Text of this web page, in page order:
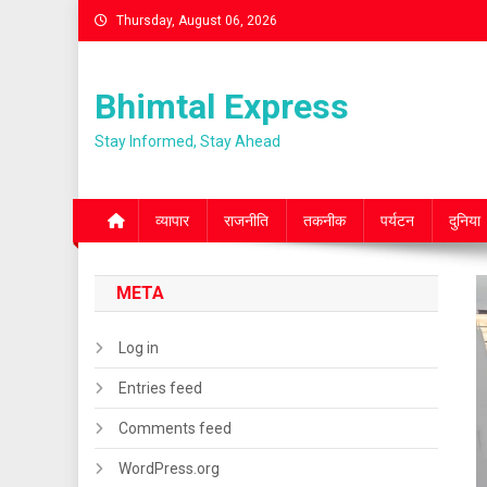
Skip
to
Thursday, August 06, 2026
Bhimtal Express
Stay Informed, Stay Ahead
व्यापार राजनीति तकनीक पर्यटन दुनिया
META
Log in
Entries feed
Comments feed
WordPress.org